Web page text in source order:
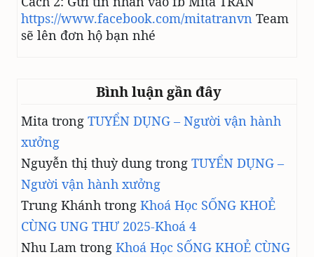
https://www.facebook.com/mitatranvn Team
sẽ lên đơn hộ bạn nhé
Bình luận gần đây
Mita trong TUYỂN DỤNG – Người vận hành
xưởng
Nguyễn thị thuỳ dung trong TUYỂN DỤNG –
Người vận hành xưởng
Trung Khánh trong Khoá Học SỐNG KHOẺ
CÙNG UNG THƯ 2025-Khoá 4
Nhu Lam trong Khoá Học SỐNG KHOẺ CÙNG